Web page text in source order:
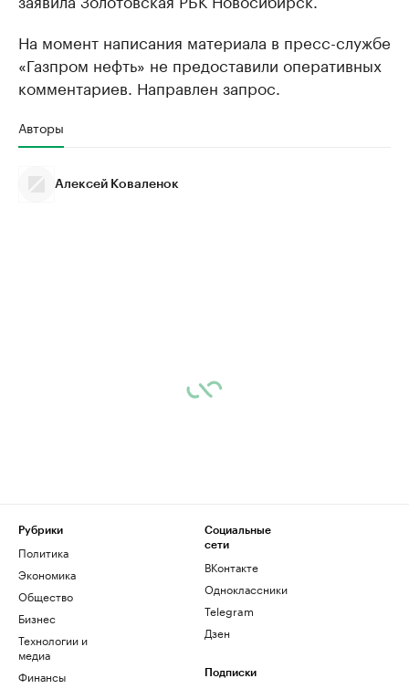
На момент написания материала в пресс-службе
«Газпром нефть» не предоставили оперативных
комментариев. Направлен запрос.
Авторы
Алексей Коваленок
Рубрики
Политика
Экономика
Общество
Бизнес
Технологии и
медиа
Финансы
Социальные
сети
ВКонтакте
Одноклассники
Telegram
Дзен
Подписки